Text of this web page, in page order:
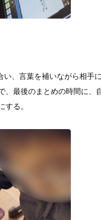
、言葉を補いながら相手
最後のまとめの時間に、
する。